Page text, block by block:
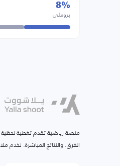
8%
بروملي
منصة رياضية تقدم تغطية لحظية
الفرق، والنتائج المباشرة.